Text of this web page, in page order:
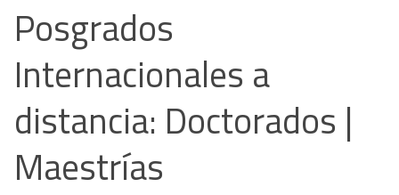
Posgrados
Internacionales a
distancia: Doctorados |
Maestrías